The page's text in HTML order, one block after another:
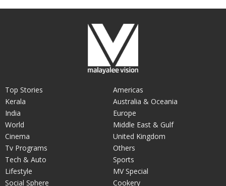
Top Stories
Kerala
India
World
Cinema
Tv Programs
Tech & Auto
Americas
Australia & Oceania
Europe
Middle East & Gulf
United Kingdom
Others
Sports
Lifestyle
Social Sphere
MV Special
Cookery